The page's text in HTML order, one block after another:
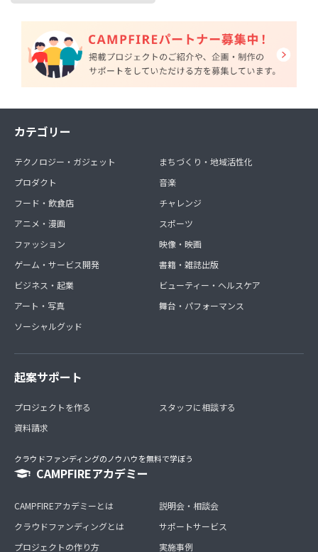
カテゴリー
テクノロジー・ガジェット
プロダクト
フード・飲食店
アニメ・漫画
ファッション
ゲーム・サービス開発
ビジネス・起業
アート・写真
ソーシャルグッド
まちづくり・地域活性化
音楽
チャレンジ
スポーツ
映像・映画
書籍・雑誌出版
ビューティー・ヘルスケア
舞台・パフォーマンス
起案サポート
プロジェクトを作る
資料請求
スタッフに相談する
クラウドファンディングのノウハウを無料で学ぼう
CAMPFIREアカデミー
CAMPFIREアカデミーとは
クラウドファンディングとは
プロジェクトの作り方
説明会・相談会
サポートサービス
実施事例